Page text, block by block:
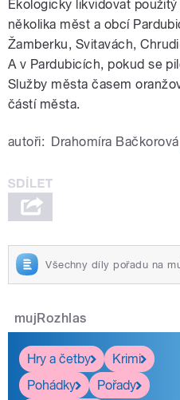
Ekologicky likvidovat
několika měst a obcí
Žamberku, Svitavách,
A v Pardubicích, pokud se
Služby města časem
částí města.
autoři: Drahomíra Bačkorová
Všechny díly pořadu na
mujRozhlas
Hry a četby
Krimi
Pohádky
Pořady